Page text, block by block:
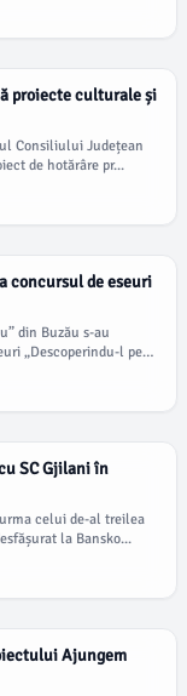
proiecte culturale și
Consiliului Județean
de hotărâre pr...
concursul de eseuri
din Buzău s-au
„Descoperindu-l pe
SC Gjilani în
celui de-al treilea
la Bansko...
Ajungem